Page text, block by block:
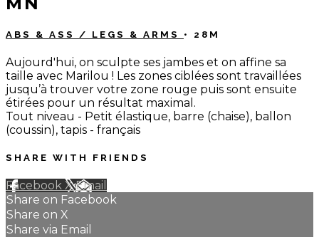
ABS & ASS / LEGS & ARMS • 28M
Aujourd'hui, on sculpte ses jambes et on affine sa
taille avec Marilou ! Les zones ciblées sont travaillées
jusqu’à trouver votre zone rouge puis sont ensuite
étirées pour un résultat maximal.
Tout niveau - Petit élastique, barre (chaise), ballon
(coussin), tapis - français
SHARE WITH FRIENDS
Facebook XEmail
Share on Facebook
Share on X
Share via Email